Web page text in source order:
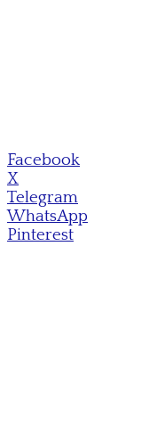
Facebook
X
Telegram
WhatsApp
Pinterest